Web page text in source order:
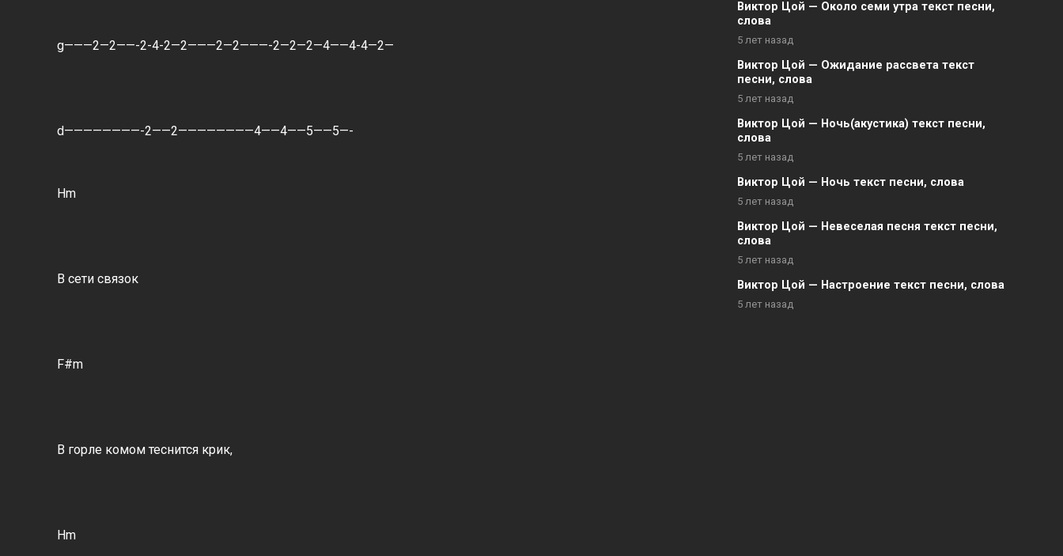
g———2—2——-2-4-2—2———2—2———-2—2—2—4——4-4—2—
d————————-2——2————————4——4——5——5—-
Hm
В сети связок
F#m
В горле комом теснится крик,
Hm
Виктор Цой — Около семи утра текст песни,
слова
5 лет назад
Виктор Цой — Ожидание рассвета текст
песни, слова
5 лет назад
Виктор Цой — Ночь(акустика) текст песни,
слова
5 лет назад
Виктор Цой — Ночь текст песни, слова
5 лет назад
Виктор Цой — Невеселая песня текст песни,
слова
5 лет назад
Виктор Цой — Настроение текст песни, слова
5 лет назад